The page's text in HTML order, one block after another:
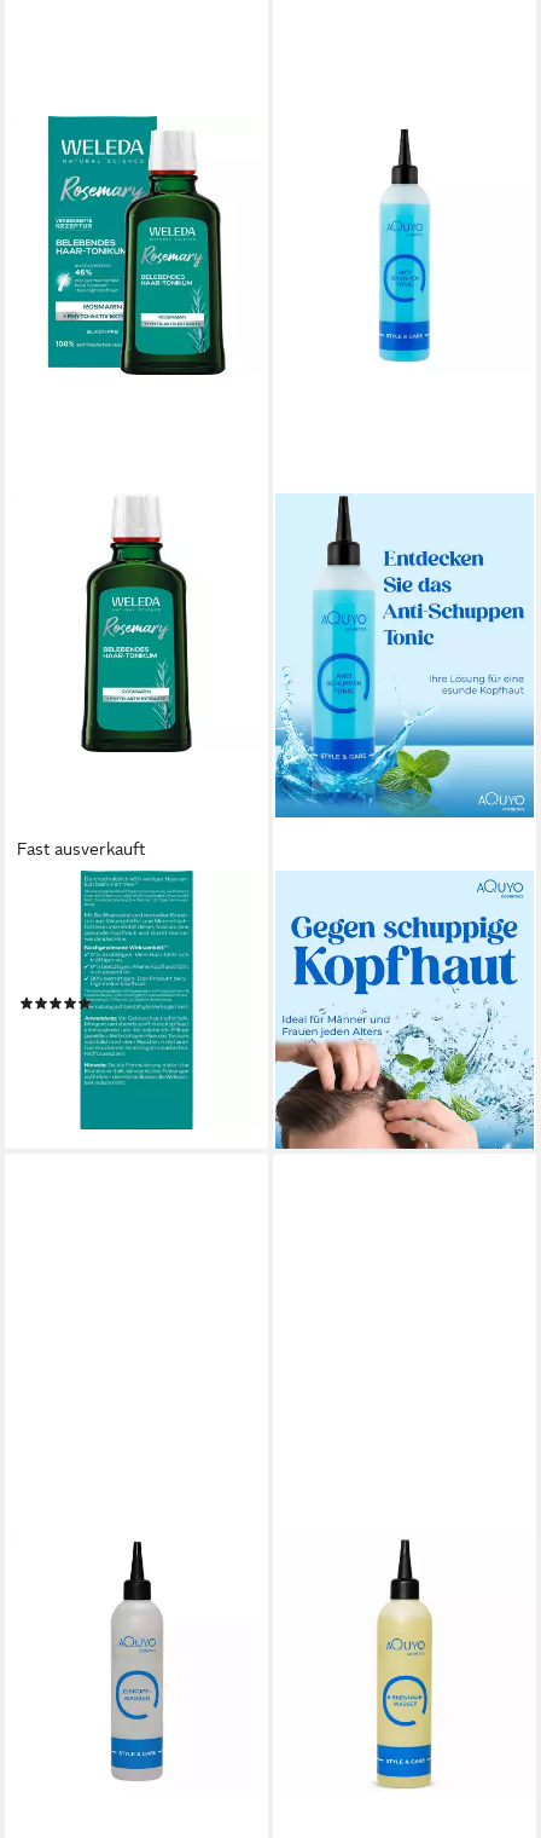
Fast ausverkauft
Haartonikum BELEBENDES
HAAR-TONIKUM, mit
Rosmarinöl
(5)
ab 11,99 € UVP13,95 €
Haartonikum Anti-Schuppen-
Tonic zur Pflege bei
trockener und juckender
Kopfhaut
13,90 €
(69,50 €/ 1 l)
lieferbar - in 3-4 Werktagen bei dir